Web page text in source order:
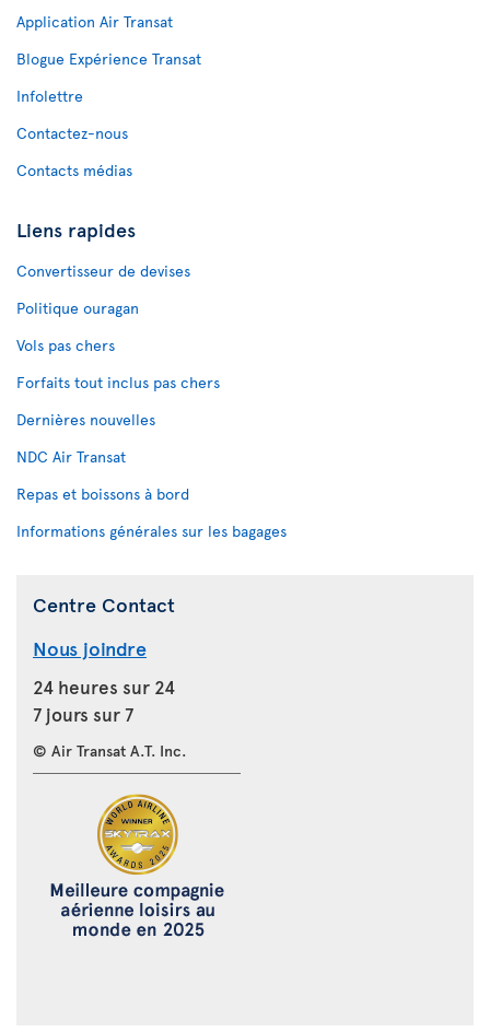
Application Air Transat
Blogue Expérience Transat
Infolettre
Contactez-nous
Contacts médias
Liens rapides
Convertisseur de devises
Politique ouragan
Vols pas chers
Forfaits tout inclus pas chers
Dernières nouvelles
NDC Air Transat
Repas et boissons à bord
Informations générales sur les bagages
Centre Contact
Nous joindre
24 heures sur 24
7 jours sur 7
© Air Transat A.T. Inc.